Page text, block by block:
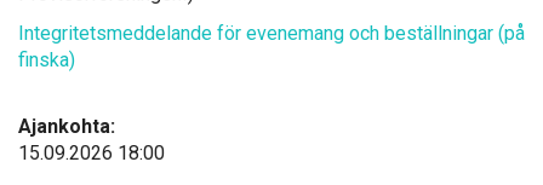
In­tegri­tets­med­de­lan­de för eve­ne­mang och bes­täll­nin­gar (på
fins­ka)
Ajankohta:
15.09.2026 18:00